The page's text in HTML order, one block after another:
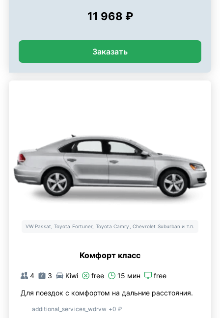
11 968 ₽
Заказать
VW Passat, Toyota Fortuner, Toyota Camry, Chevrolet Suburban и т.п.
Комфорт класс
4 3 Kiwi free 15 мин free
Для поездок с комфортом на дальние расстояния.
additional_services_wdrvw +0 ₽